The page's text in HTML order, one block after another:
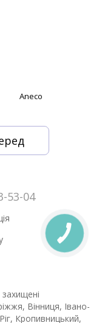
Aneco
53-04
Вінниця, Івано-
Кропивницький,